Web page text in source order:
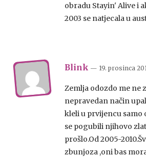
obradu Stayin' Alive i
2003 se natjecala u
Blink — 19. prosinca
Zemlja odozdo me ne
nepravedan način
kleli u prvijencu samo
se pogubili njihovo
prošlo.Od 2005-
zbunjoza ,oni bas